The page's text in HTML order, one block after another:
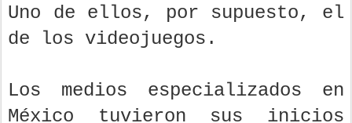
Uno de ellos, por supuesto, el
de los videojuegos.
Los medios especializados en
México tuvieron sus inicios